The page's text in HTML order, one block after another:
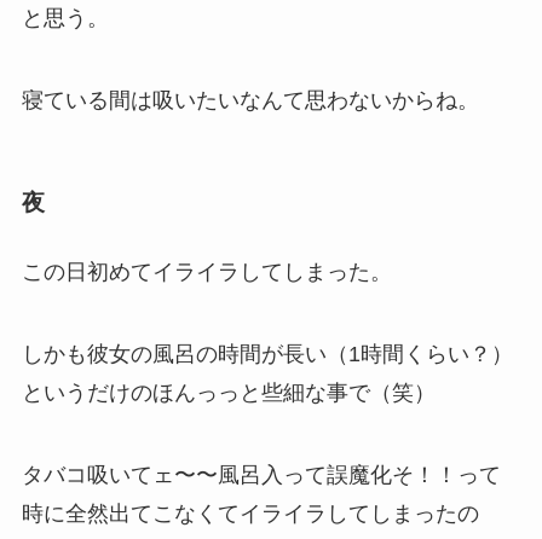
と思う。
寝ている間は吸いたいなんて思わないからね。
夜
この日初めてイライラしてしまった。
しかも彼女の風呂の時間が長い（1時間くらい？）
というだけのほんっっと些細な事で（笑）
タバコ吸いてェ〜〜風呂入って誤魔化そ！！って
時に全然出てこなくてイライラしてしまったの